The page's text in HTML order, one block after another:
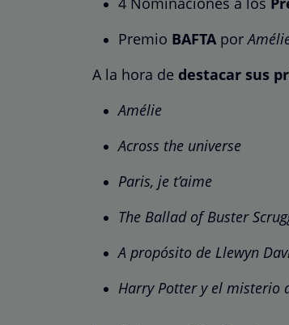
Premio BAFTApor
A la hora de destacar sus
Amélie
Across the universe
Paris, je t’aime
The Ballad of Buster
A propósito de Llewyn
Harry Potter y el misterio